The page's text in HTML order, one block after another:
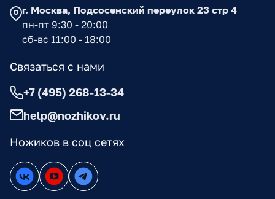
Ножиков в соц сетях
г. Москва, Подсосенский переулок 23 стр 4
пн-пт 9:30 - 20:00
сб-вс 11:00 - 18:00
Связаться с нами
+7 (495) 268-13-34
help@nozhikov.ru